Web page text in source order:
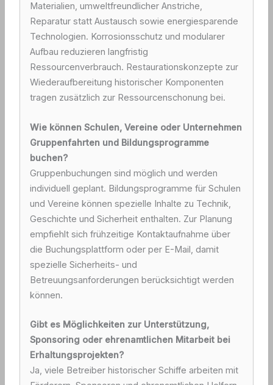
Materialien, umweltfreundlicher Anstriche,
Reparatur statt Austausch sowie energiesparende
Technologien. Korrosionsschutz und modularer
Aufbau reduzieren langfristig
Ressourcenverbrauch. Restaurationskonzepte zur
Wiederaufbereitung historischer Komponenten
tragen zusätzlich zur Ressourcenschonung bei.
Wie können Schulen, Vereine oder Unternehmen
Gruppenfahrten und Bildungsprogramme
buchen?
Gruppenbuchungen sind möglich und werden
individuell geplant. Bildungsprogramme für Schulen
und Vereine können spezielle Inhalte zu Technik,
Geschichte und Sicherheit enthalten. Zur Planung
empfiehlt sich frühzeitige Kontaktaufnahme über
die Buchungsplattform oder per E-Mail, damit
spezielle Sicherheits- und
Betreuungsanforderungen berücksichtigt werden
können.
Gibt es Möglichkeiten zur Unterstützung,
Sponsoring oder ehrenamtlichen Mitarbeit bei
Erhaltungsprojekten?
Ja, viele Betreiber historischer Schiffe arbeiten mit